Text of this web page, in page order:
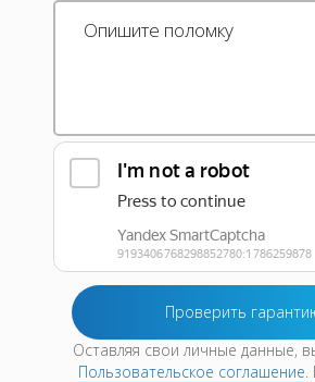
Оставляя свои личные данные,
Пользовательское соглашение.